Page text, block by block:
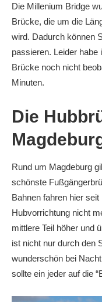
Die Millenium Bridge
Brücke, die um die
wird. Dadurch können
passieren. Leider
Brücke noch nicht
Minuten.
Die
Rund um Magdeburg
schönste
Bahnen fahren hier
Hubvorrichtung nicht
mittlere Teil höher und
ist nicht nur durch den
wunderschön bei
sollte ein jeder auf die